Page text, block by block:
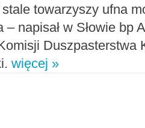
stale towarzyszy ufna
napisał w Słowie bp
Duszpasterstwa
więcej »